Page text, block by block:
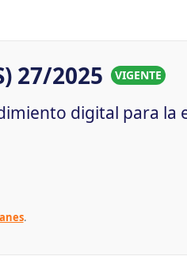
27/2025 VIGENTE
digital para la
.